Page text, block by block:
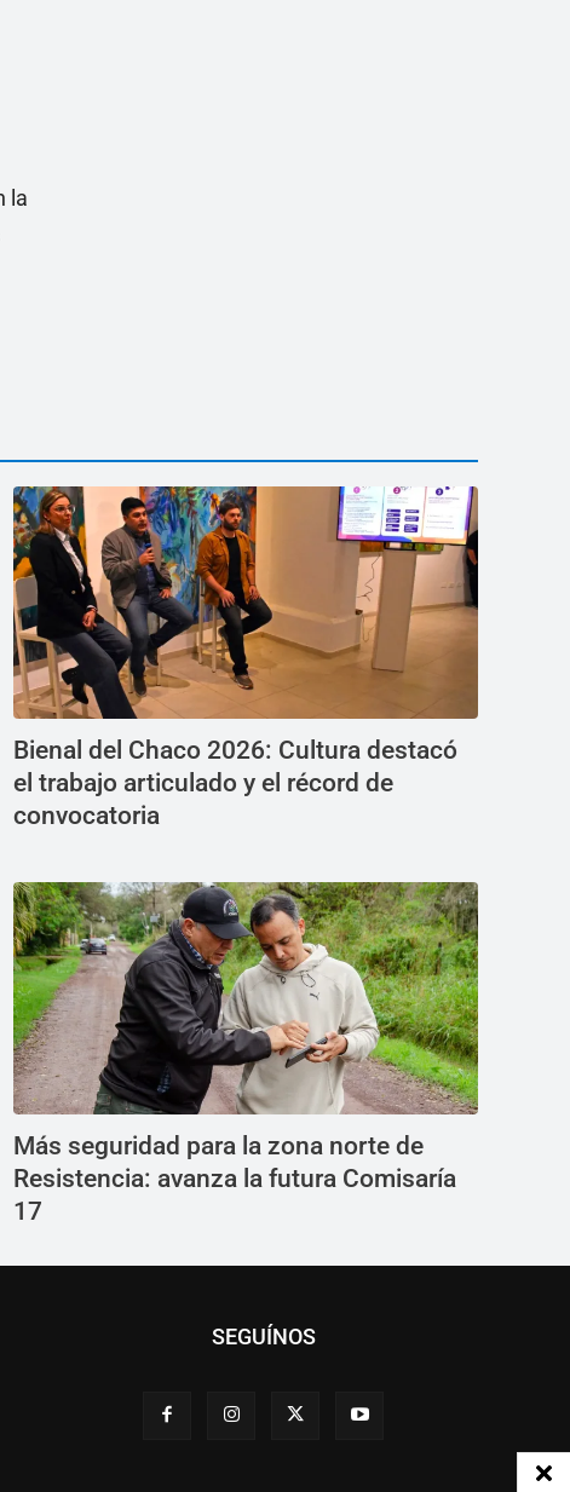
la
Bienal del Chaco 2026: Cultura destacó
el trabajo articulado y el récord de
convocatoria
Más seguridad para la zona norte de
Resistencia: avanza la futura Comisaría
17
SEGUÍNOS